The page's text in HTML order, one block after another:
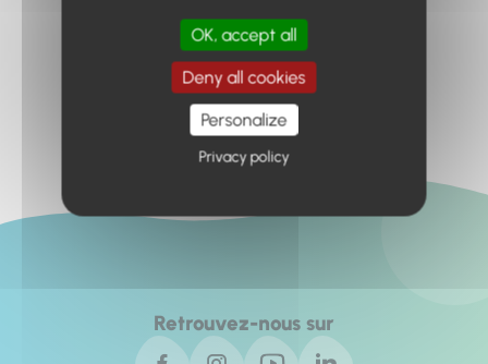
Retour à l'accueil
Retrouvez-nous sur
OK, accept all
Deny all cookies
Personalize
Privacy policy